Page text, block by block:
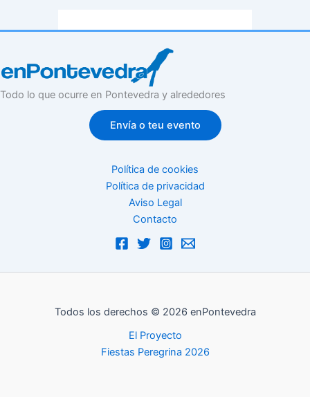
Todo lo que ocurre en Pontevedra y alrededores
Envía o teu evento
Política de cookies
Política de privacidad
Aviso Legal
Contacto
Todos los derechos © 2026 enPontevedra
El Proyecto
Fiestas Peregrina 2026